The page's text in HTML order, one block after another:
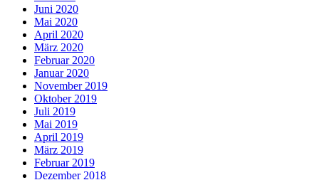
Juni 2020
Mai 2020
April 2020
März 2020
Februar 2020
Januar 2020
November 2019
Oktober 2019
Juli 2019
Mai 2019
April 2019
März 2019
Februar 2019
Dezember 2018